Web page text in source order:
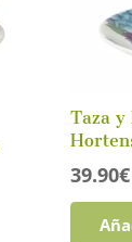
Taza y
39.90€